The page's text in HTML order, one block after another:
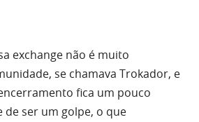
exchange não é muito
se chamava Trokador, e
fica um pouco
de ser um golpe, o que